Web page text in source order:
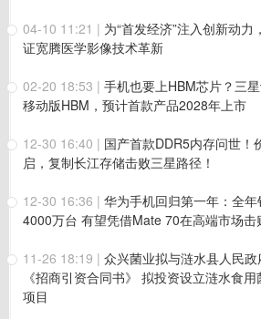
04-10 11:21 | 为“首发经济”注入创新动力
证宽腾医学影像技术革新
02-20 18:53 | 手机也要上HBM芯片？三
移动版HBM，预计首款产品2028年上市
12-30 16:40 | 国产首款DDR5内存问世！
启，复制长江存储击败三星路径！
12-30 16:36 | 华为手机回归第一年：全年
4000万台 有望凭借Mate 70在高端市场击
11-26 18:19 | 众兴菌业拟与涟水县人民
《招商引资合同书》 拟投资设立涟水食用
项目